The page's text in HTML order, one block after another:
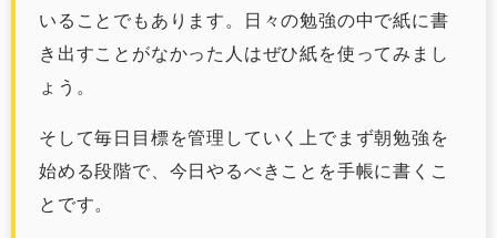
いることでもあります。日々の勉強の中で紙に書
き出すことがなかった人はぜひ紙を使ってみまし
ょう。
そして毎日目標を管理していく上でまず朝勉強を
始める段階で、今日やるべきことを手帳に書くこ
とです。